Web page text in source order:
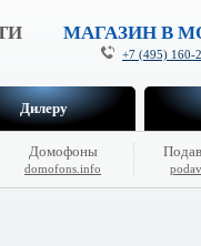
МАГАЗИН В
+7 (495) 160-
Дилеру
Домофоны
domofons.info